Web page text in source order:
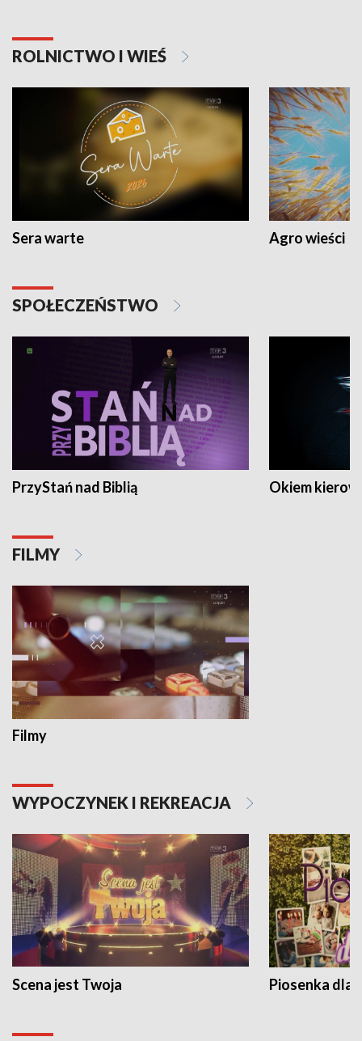
ROLNICTWO I WIEŚ
Sera warte Agro wieści
SPOŁECZEŃSTWO
PrzyStań nad Biblią Okiem
FILMY
Filmy
WYPOCZYNEK I REKREACJA
Scena jest Twoja Piosenka dla